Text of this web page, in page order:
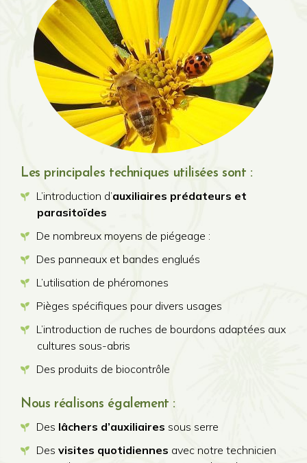
Les principales techniques utilisées sont :
L’introduction d’auxiliaires prédateurs et
parasitoïdes
De nombreux moyens de piégeage :
Des panneaux et bandes englués
L’utilisation de phéromones
Pièges spécifiques pour divers usages
L’introduction de ruches de bourdons adaptées aux
cultures sous-abris
Des produits de biocontrôle
Nous réalisons également :
Des lâchers d’auxiliaires sous serre
Des visites quotidiennes avec notre technicien